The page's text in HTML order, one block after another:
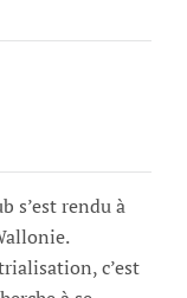
s’est rendu à
c’est